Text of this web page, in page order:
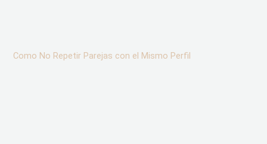
Como No Repetir Parejas con el Mismo Perfil